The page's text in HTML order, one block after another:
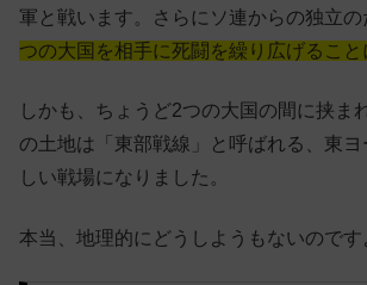
軍と戦います。さらにソ連からの独立の
つの大国を相手に死闘を繰り広げること
しかも、ちょうど2つの大国の間に挟ま
の土地は「東部戦線」と呼ばれる、東
しい戦場になりました。
本当、地理的にどうしようもないのです